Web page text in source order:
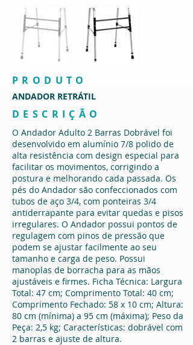
PRODUTO
ANDADOR RETRÁTIL
DESCRIÇÃO
O Andador Adulto 2 Barras Dobrável foi
desenvolvido em alumínio 7/8 polido de
alta resistência com design especial para
facilitar os movimentos, corrigindo a
postura e melhorando cada passada. Os
pés do Andador são confeccionados com
tubos de aço 3/4, com ponteiras 3/4
antiderrapante para evitar quedas e pisos
irregulares. O Andador possui pontos de
regulagem com pinos de pressão que
podem se ajustar facilmente ao seu
tamanho e carga de peso. Possui
manoplas de borracha para as mãos
ajustáveis e firmes. Ficha Técnica: Largura
Total: 47 cm; Comprimento Total: 40 cm;
Comprimento Fechado: 58 x 10 cm; Altura:
80 cm (mínima) a 95 cm (máxima); Peso da
Peça: 2,5 kg; Características: dobrável com
2 barras e ajuste de altura.